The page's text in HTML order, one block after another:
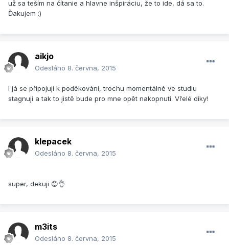
už sa teším na čítanie a hlavne inšpiráciu, že to ide, dá sa to.
Ďakujem :)
aikjo
Odesláno 8. června, 2015
I já se připojuji k poděkování, trochu momentálně ve studiu
stagnuji a tak to jistě bude pro mne opět nakopnutí. Vřelé díky!
klepacek
Odesláno 8. června, 2015
super, dekuji 😊👌
m3its
Odesláno 8. června, 2015